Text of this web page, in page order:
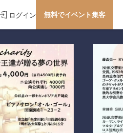
ログイン 無料でイベント集客